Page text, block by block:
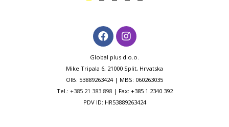
Global plus d.o.o.
Mike Tripala 6, 21000 Split, Hrvatska
OIB: 53889263424 | MBS: 060263035
Tel.: +385 21 383 898| Fax: +385 1 2340 392
PDV ID: HR53889263424